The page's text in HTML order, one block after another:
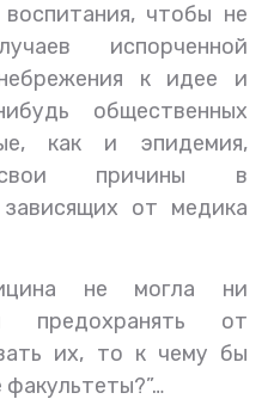
чтобы не
испорченной
к идее и
общественных
как и эпидемия,
причины в
от медика
не могла ни
предохранять от
их, то к чему бы